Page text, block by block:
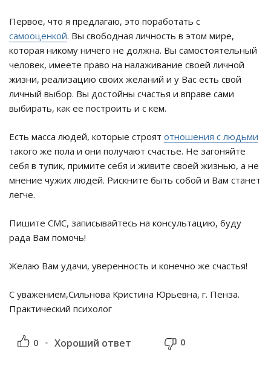
Первое, что я предлагаю, это поработать с
самооценкой. Вы свободная личность в этом мире,
которая никому ничего не должна. Вы самостоятельный
человек, имеете право на налаживание своей личной
жизни, реализацию своих желаний и у Вас есть свой
личный выбор. Вы достойны счастья и вправе сами
выбирать, как ее построить и с кем.
Есть масса людей, которые строят отношения с людьми
такого же пола и они получают счастье. Не загоняйте
себя в тупик, примите себя и живите своей жизнью, а не
мнение чужих людей. Рискните быть собой и Вам станет
легче.
Пишите СМС, записывайтесь на консультацию, буду
рада Вам помочь!
Желаю Вам удачи, уверенность и конечно же счастья!
С уважением,Сильнова Кристина Юрьевна, г. Пенза.
Практический психолог
0 Хороший ответ 0